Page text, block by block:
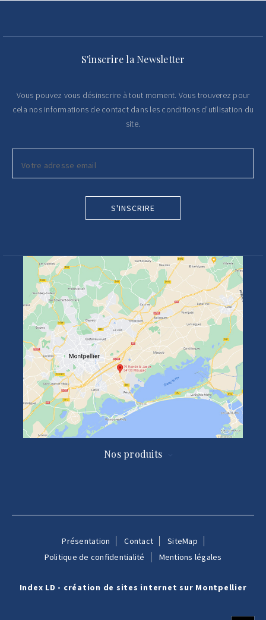
S'inscrire la Newsletter
Vous pouvez vous désinscrire à tout moment. Vous trouverez pour
cela nos informations de contact dans les conditions d'utilisation du
site.
S'INSCRIRE
Nos produits
Présentation Contact
SiteMap
Politique de confidentialité
Mentions légales
Index LD - création de sites internet sur Montpellier